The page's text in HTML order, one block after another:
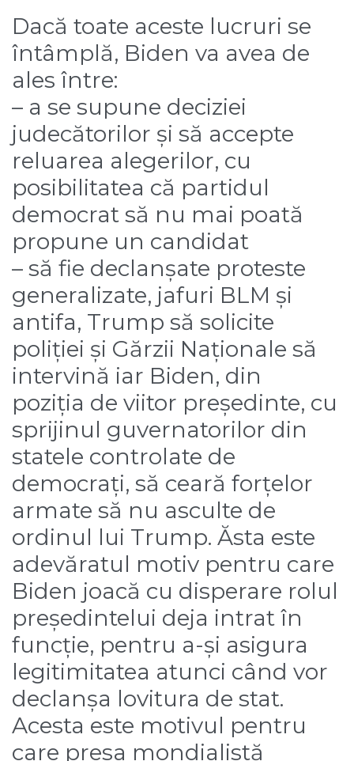
Dacă toate aceste lucruri se
întâmplă, Biden va avea de
ales între:
– a se supune deciziei
judecătorilor și să accepte
reluarea alegerilor, cu
posibilitatea că partidul
democrat să nu mai poată
propune un candidat
– să fie declanșate proteste
generalizate, jafuri BLM și
antifa, Trump să solicite
poliției și Gărzii Naționale să
intervină iar Biden, din
poziția de viitor președinte, cu
sprijinul guvernatorilor din
statele controlate de
democrați, să ceară forțelor
armate să nu asculte de
ordinul lui Trump. Ăsta este
adevăratul motiv pentru care
Biden joacă cu disperare rolul
președintelui deja intrat în
funcție, pentru a-și asigura
legitimitatea atunci când vor
declanșa lovitura de stat.
Acesta este motivul pentru
care presa mondialistă